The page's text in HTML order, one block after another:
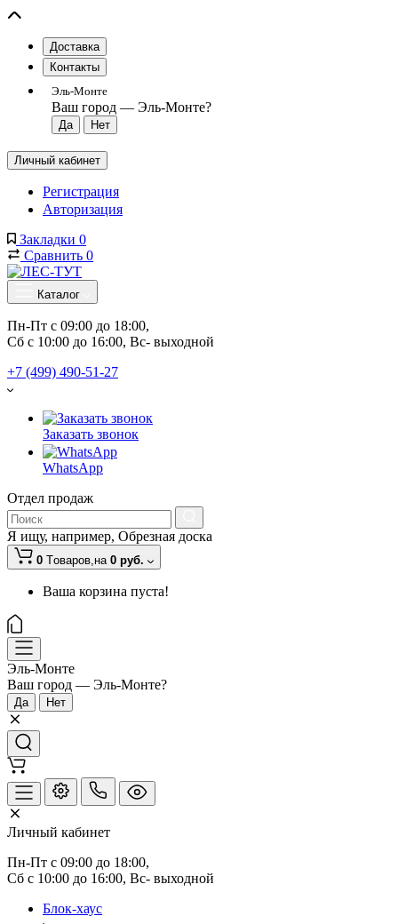
Доставка
Контакты
Эль-Монте
Ваш город — Эль-Монте?
Личный кабинет
Регистрация
Авторизация
Закладки 0
Сравнить 0
Каталог
Пн-Пт с 09:00 до 18:00,
Сб с 10:00 до 16:00, Вс- выходной
+7 (499) 490-51-27
Заказать звонок
WhatsApp
Отдел продаж
Я ищу, например, Обрезная доска
0 Tоваров,на 0 руб.
Ваша корзина пуста!
Эль-Монте
Ваш город — Эль-Монте?
Личный кабинет
Пн-Пт с 09:00 до 18:00,
Сб с 10:00 до 16:00, Вс- выходной
Блок-хаус